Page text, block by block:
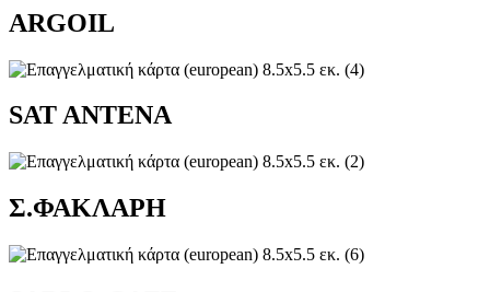
ARGOIL
SAT ANTENA
Σ.ΦΑΚΛΑΡΗ